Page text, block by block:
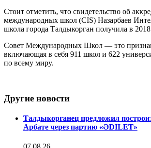
Стоит отметить, что свидетельство об
международных школ (CIS) Назарбаев
школа города Талдыкорган получила в 2018
Совет Международных Школ — это
включающая в себя 911 школ и 622
по всему миру.
Другие новости
Талдыкорганец предложил
Арбате через партию «ӘDILET»
07.08.26